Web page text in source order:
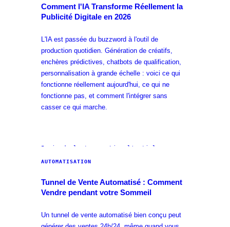
Comment l'IA Transforme Réellement la
Publicité Digitale en 2026
L'IA est passée du buzzword à l'outil de
production quotidien. Génération de créatifs,
enchères prédictives, chatbots de qualification,
personnalisation à grande échelle : voici ce qui
fonctionne réellement aujourd'hui, ce qui ne
fonctionne pas, et comment l'intégrer sans
casser ce qui marche.
5 min de lecture · Lire l'article →
AUTOMATISATION
Tunnel de Vente Automatisé : Comment
Vendre pendant votre Sommeil
Un tunnel de vente automatisé bien conçu peut